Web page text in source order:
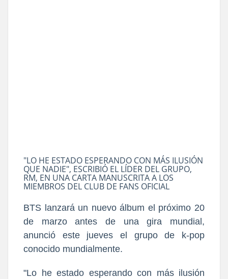
"LO HE ESTADO ESPERANDO CON MÁS ILUSIÓN
QUE NADIE", ESCRIBIÓ EL LÍDER DEL GRUPO,
RM, EN UNA CARTA MANUSCRITA A LOS
MIEMBROS DEL CLUB DE FANS OFICIAL
BTS lanzará un nuevo álbum el próximo 20
de marzo antes de una gira mundial,
anunció este jueves el grupo de k-pop
conocido mundialmente.
"Lo he estado esperando con más ilusión